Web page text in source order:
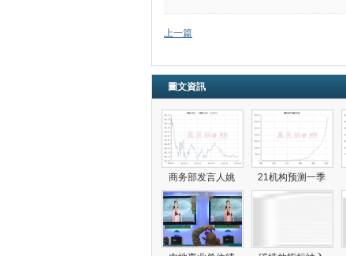
催
上一篇
圖文資訊
商务部发言人姚 21机构预测一季